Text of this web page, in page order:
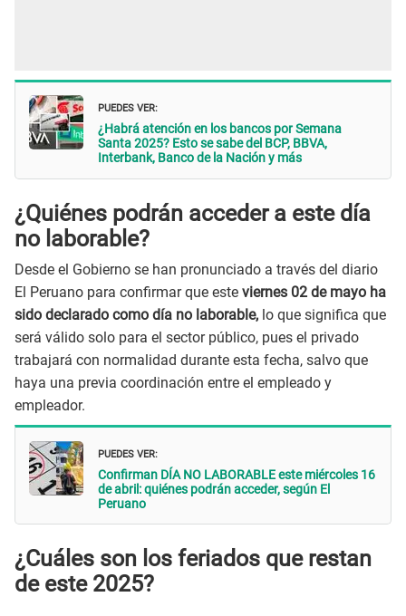
PUEDES VER:
¿Habrá atención en los bancos por Semana
Santa 2025? Esto se sabe del BCP, BBVA,
Interbank, Banco de la Nación y más
¿Quiénes podrán acceder a este día
no laborable?
Desde el Gobierno se han pronunciado a través del diario
El Peruano para confirmar que este viernes 02 de mayo ha
sido declarado como día no laborable, lo que significa que
será válido solo para el sector público, pues el privado
trabajará con normalidad durante esta fecha, salvo que
haya una previa coordinación entre el empleado y
empleador.
PUEDES VER:
Confirman DÍA NO LABORABLE este miércoles 16
de abril: quiénes podrán acceder, según El
Peruano
¿Cuáles son los feriados que restan
de este 2025?